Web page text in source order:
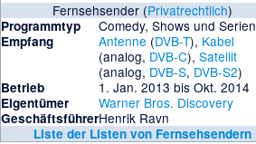
Fernsehsender (Privatrechtlich)
Programmtyp Comedy, Shows und Serien
Empfang Antenne (DVB-T), Kabel
(analog, DVB-C),Satellit
(analog, DVB-S, DVB-S2)
Betrieb 1. Jan. 2013 bis Okt. 2014
Eigentümer Warner Bros. Discovery
GeschäftsführerHenrik Ravn
Liste der Listen von Fernsehsendern